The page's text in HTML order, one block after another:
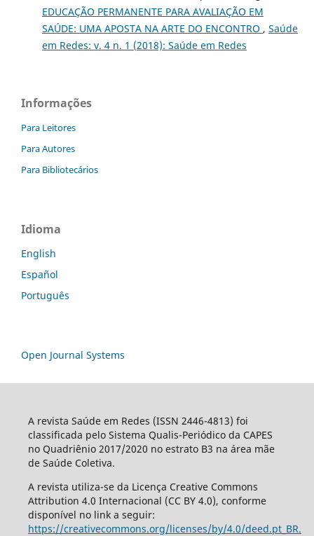
EDUCAÇÃO PERMANENTE PARA AVALIAÇÃO EM
SAÚDE: UMA APOSTA NA ARTE DO ENCONTRO , Saúde
em Redes: v. 4 n. 1 (2018): Saúde em Redes
Informações
Para Leitores
Para Autores
Para Bibliotecários
Idioma
English
Español
Português
Open Journal Systems
A revista Saúde em Redes (ISSN 2446-4813) foi
classificada pelo Sistema Qualis-Periódico da CAPES
no Quadriênio 2017/2020 no estrato B3 na área mãe
de Saúde Coletiva.
A revista utiliza-se da Licença Creative Commons
Attribution 4.0 Internacional (CC BY 4.0), conforme
disponível no link a seguir:
https://creativecommons.org/licenses/by/4.0/deed.pt_BR.